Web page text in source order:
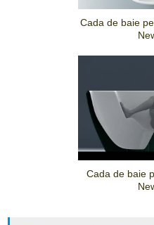
Cada de baie
Cada de baie